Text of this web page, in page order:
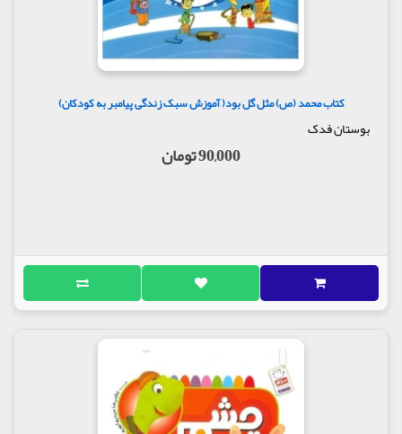
کتاب محمد (ص) مثل گل بود( آموزش سبک زندگی پیامبر به کودکان)
بوستان فدک
90,000 تومان